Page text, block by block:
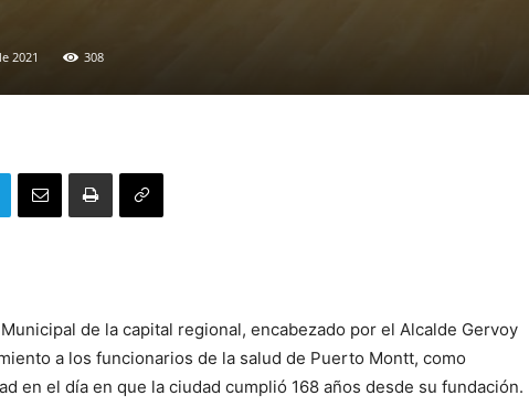
2021 308
de la capital regional, encabezado por el Alcalde Gervoy
a los funcionarios de la salud de Puerto Montt, como
en el día en que la ciudad cumplió 168 años desde su fundación.